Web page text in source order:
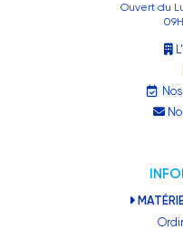
Ouvert du